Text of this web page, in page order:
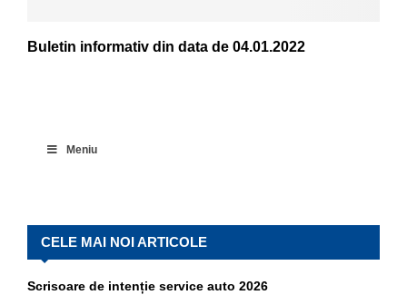
Buletin informativ din data de 04.01.2022
Meniu
CELE MAI NOI ARTICOLE
Scrisoare de intenție service auto 2026